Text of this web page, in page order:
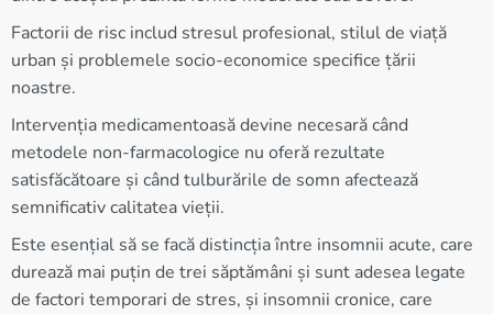
Factorii de risc includ stresul profesional, stilul de viață
urban și problemele socio-economice specifice țării
noastre.
Intervenția medicamentoasă devine necesară când
metodele non-farmacologice nu oferă rezultate
satisfăcătoare și când tulburările de somn afectează
semnificativ calitatea vieții.
Este esențial să se facă distincția între insomnii acute, care
durează mai puțin de trei săptămâni și sunt adesea legate
de factori temporari de stres, și insomnii cronice, care